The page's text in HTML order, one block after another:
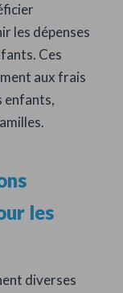
les dépenses
Ces
aux frais
enfants,
les
diverses